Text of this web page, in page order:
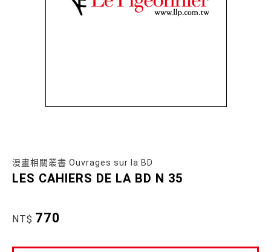
漫畫相關叢書 Ouvrages sur la BD
LES CAHIERS DE LA BD N 35
NT$ 770